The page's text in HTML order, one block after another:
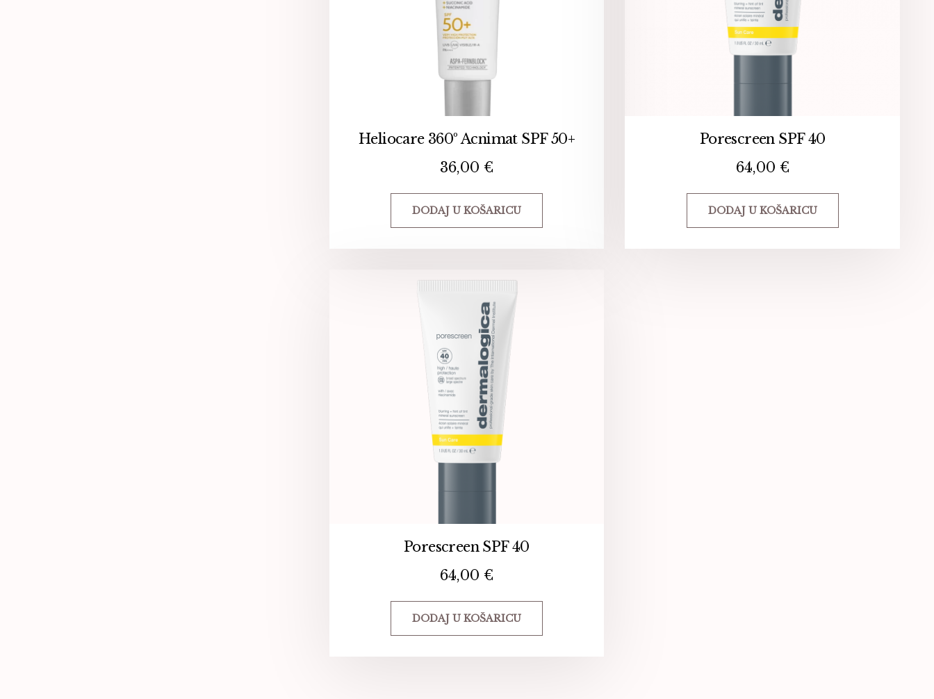
Heliocare 360º Acnimat SPF 50+
36,00 €
DODAJ U KOŠARICU
Porescreen SPF 40
64,00 €
DODAJ U KOŠARICU
Porescreen SPF 40
64,00 €
DODAJ U KOŠARICU